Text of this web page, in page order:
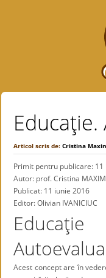
Articol scris de:Cristina
Primit pentru publicare: 11
Autor: prof. Cristina
Publicat: 11 iunie 2016
Editor: Olivian IVANICIUC
Educaţie
Acest concept are în